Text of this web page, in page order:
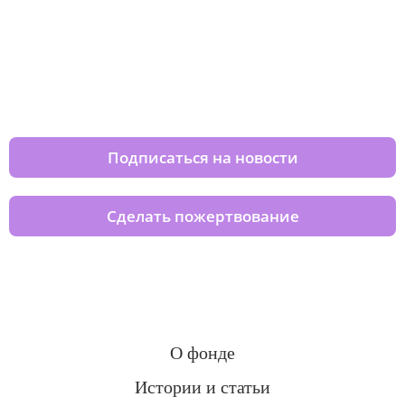
Подписаться на новости
Сделать пожертвование
О фонде
Истории и статьи